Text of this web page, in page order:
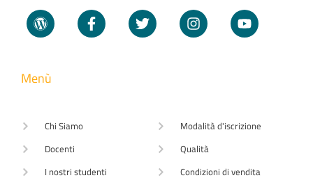
Menù
Chi Siamo
Docenti
I nostri studenti
Modalità d'iscrizione
Qualità
Condizioni di vendita